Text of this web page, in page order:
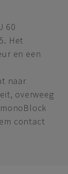
60
Het
en een
naar
overweeg
monoBlock
contact